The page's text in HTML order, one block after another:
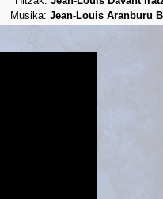
Musika: Jean-Louis Aranburu